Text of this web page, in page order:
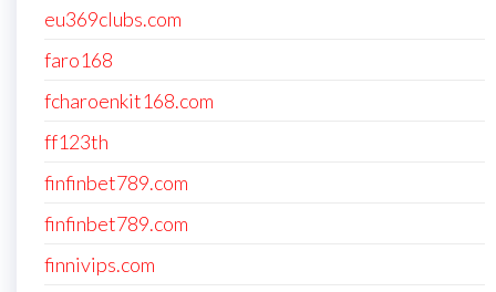
eu369clubs.com
faro168
fcharoenkit168.com
ff123th
finfinbet789.com
finfinbet789.com
finnivips.com